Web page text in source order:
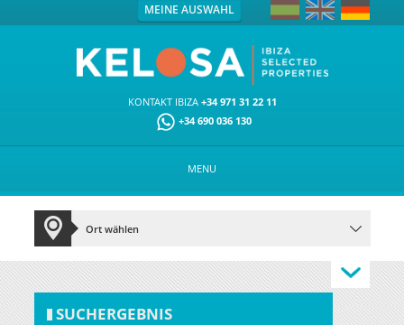
MEINE AUSWAHL
KONTAKT IBIZA +34 971 31 22 11
+34 690 036 130
MENU
SUCHERGEBNIS